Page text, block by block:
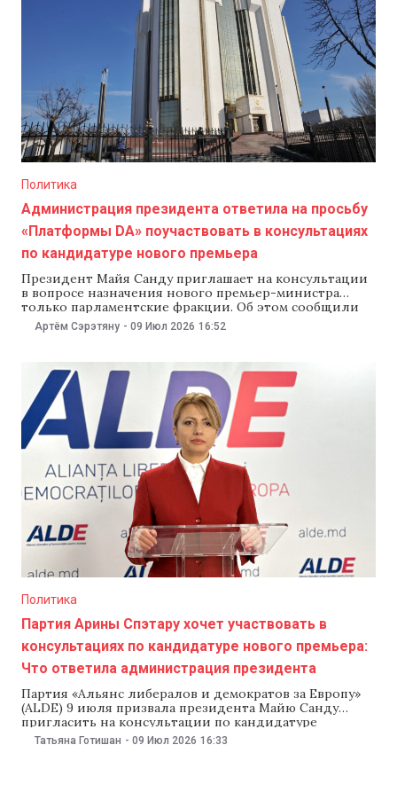
Политика
Администрация президента ответила на просьбу
«Платформы DA» поучаствовать в консультациях
по кандидатуре нового премьера
Президент Майя Санду приглашает на консультации
в вопросе назначения нового премьер-министра
только парламентские фракции. Об этом сообщили
NewsMaker в администрации президента,
комментируя призыв партии Платформы
консультациях главы государства. В администрации
президента пояснили, что Конституция регулирует
процедуру назначения кандидата на пост премьер-
министра. В ведомстве подчеркнули,
Артём Сэрэтяну - 09 Июл 2026 16:52
Политика
Партия Арины Спэтару хочет участвовать в
консультациях по кандидатуре нового премьера:
Что ответила администрация президента
Партия «Альянс либералов и демократов за Европу»
(ALDE) 9 июля призвала президента Майю Санду
пригласить на консультации по кандидатуре
будущего премьер-министра не только
Татьяна Готишан - 09 Июл 2026 16:33